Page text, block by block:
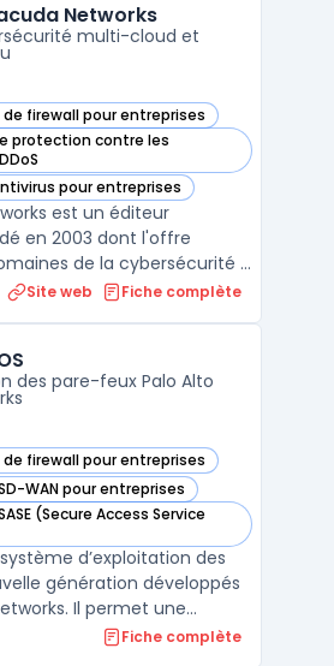
de trafic, tout en
...
Networks
multi-cloud et
firewall pour entreprises
Networks dans cette catégorie
protection contre les
Networks dans cette catégorie
pour entreprises
Networks dans cette catégorie
est un éditeur
en 2003 dont l'offre
de la cybersécurité :
protection des applications
des produits sous une
unif ...
Site web Fiche complète
des pare-feux Palo Alto
firewall pour entreprises
cette catégorie
WAN pour entreprises
cette catégorie
(Secure Access Service
cette catégorie
d’exploitation des
génération développés
Il permet une
de la sécurité réseau en
Fiche complète